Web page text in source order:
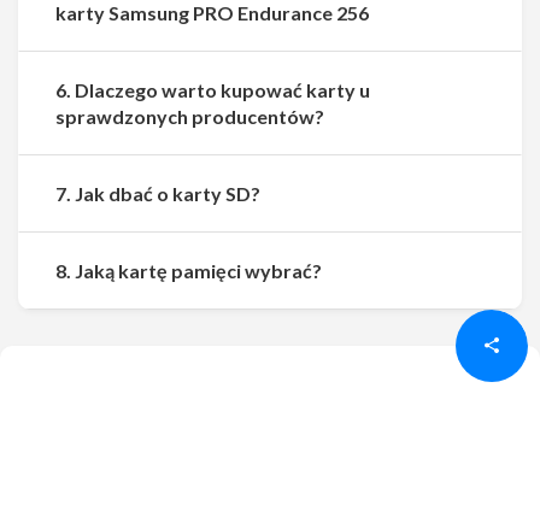
Udostępnij
karty Samsung PRO Endurance 256
6. Dlaczego warto kupować karty u
sprawdzonych producentów?
7. Jak dbać o karty SD?
8. Jaką kartę pamięci wybrać?